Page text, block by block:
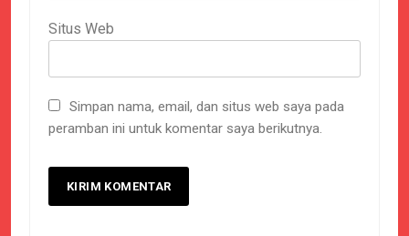
Situs Web
Simpan nama, email, dan situs web saya pada
peramban ini untuk komentar saya berikutnya.